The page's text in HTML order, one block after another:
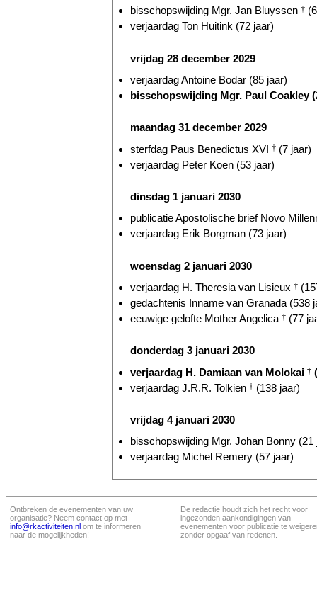
bisschopswijding Mgr. Jan Bluyssen †
verjaardag Ton Huitink (72 jaar)
vrijdag 28 december 2029
verjaardag Antoine Bodar (85 jaar)
bisschopswijding Mgr. Paul Coakley
maandag 31 december 2029
sterfdag Paus Benedictus XVI † (7 jaar)
verjaardag Peter Koen (53 jaar)
dinsdag 1 januari 2030
publicatie Apostolische brief Novo
verjaardag Erik Borgman (73 jaar)
woensdag 2 januari 2030
verjaardag H. Theresia van Lisieux †
gedachtenis Inname van Granada (538
eeuwige gelofte Mother Angelica † (77
donderdag 3 januari 2030
verjaardag H. Damiaan van Molokai †
verjaardag J.R.R. Tolkien † (138 jaar)
vrijdag 4 januari 2030
bisschopswijding Mgr. Johan Bonny (21
verjaardag Michel Remery (57 jaar)
Ontbreken de evenementen van uw
organisatie? Neem contact op met
info@rkactiviteiten.nl om te informeren
naar de mogelijkheden!
De redactie houdt zich het recht voor
ingezonden aankondigingen van
evenementen voor publicatie te
zonder opgaaf van redenen.